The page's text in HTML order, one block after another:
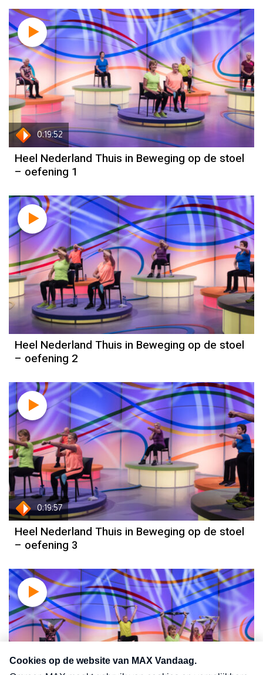
0:19:52
Heel Nederland Thuis in Beweging op de stoel
– oefening 1
Heel Nederland Thuis in Beweging op de stoel
– oefening 2
0:19:57
Heel Nederland Thuis in Beweging op de stoel
– oefening 3